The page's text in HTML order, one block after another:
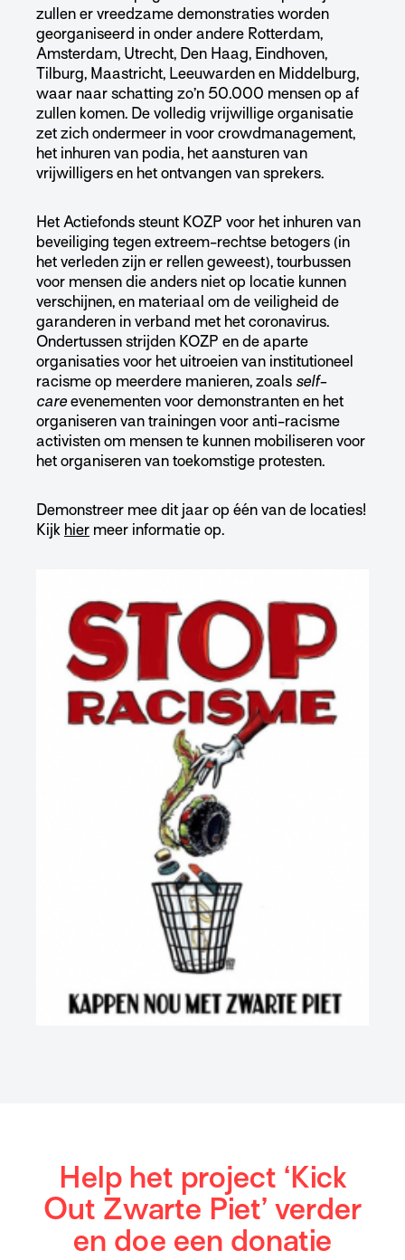
zullen er vreedzame demonstraties worden
georganiseerd in onder andere Rotterdam,
Amsterdam, Utrecht, Den Haag, Eindhoven,
Tilburg, Maastricht, Leeuwarden en Middelburg,
waar naar schatting zo’n 50.000 mensen op af
zullen komen. De volledig vrijwillige organisatie
zet zich ondermeer in voor crowdmanagement,
het inhuren van podia, het aansturen van
vrijwilligers en het ontvangen van sprekers.
Het Actiefonds steunt KOZP voor het inhuren van
beveiliging tegen extreem-rechtse betogers (in
het verleden zijn er rellen geweest), tourbussen
voor mensen die anders niet op locatie kunnen
verschijnen, en materiaal om de veiligheid de
garanderen in verband met het coronavirus.
Ondertussen strijden KOZP en de aparte
organisaties voor het uitroeien van institutioneel
racisme op meerdere manieren, zoals self-
care evenementen voor demonstranten en het
organiseren van trainingen voor anti-racisme
activisten om mensen te kunnen mobiliseren voor
het organiseren van toekomstige protesten.
Demonstreer mee dit jaar op één van de locaties!
Kijk hier meer informatie op.
Help het project ‘Kick
Out Zwarte Piet’ verder
en doe een donatie